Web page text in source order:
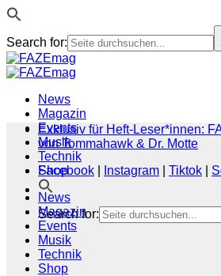
Search for:
Zum
Inhalt
News
Magazin
Events
Musik
Technik
Shop
Search for:
Exklusiv für Heft-Leser*innen:
von Tommahawk & Dr. Motte
Facebook
Instagram Tiktok
News
Magazin
Events
Musik
Technik
Shop